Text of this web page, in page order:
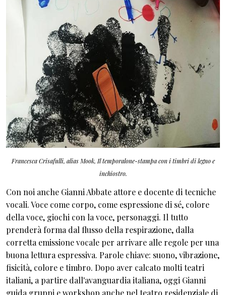
Francesca Crisafulli, alias Mook, Il temporalone-stampa con i timbri di legno e
inchiostro.
Con noi anche Gianni Abbate attore e docente di tecniche
vocali. Voce come corpo, come espressione di sé, colore
della voce, giochi con la voce, personaggi. Il tutto
prenderà forma dal flusso della respirazione, dalla
corretta emissione vocale per arrivare alle regole per una
buona lettura espressiva. Parole chiave: suono, vibrazione,
fisicità, colore e timbro. Dopo aver calcato molti teatri
italiani, a partire dall'avanguardia italiana, oggi Gianni
guida gruppi e workshop anche nel teatro residenziale di